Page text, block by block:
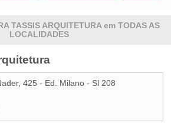
TASSIS ARQUITETURA em TODAS AS
LOCALIDADES
425 - Ed. Milano - Sl 208